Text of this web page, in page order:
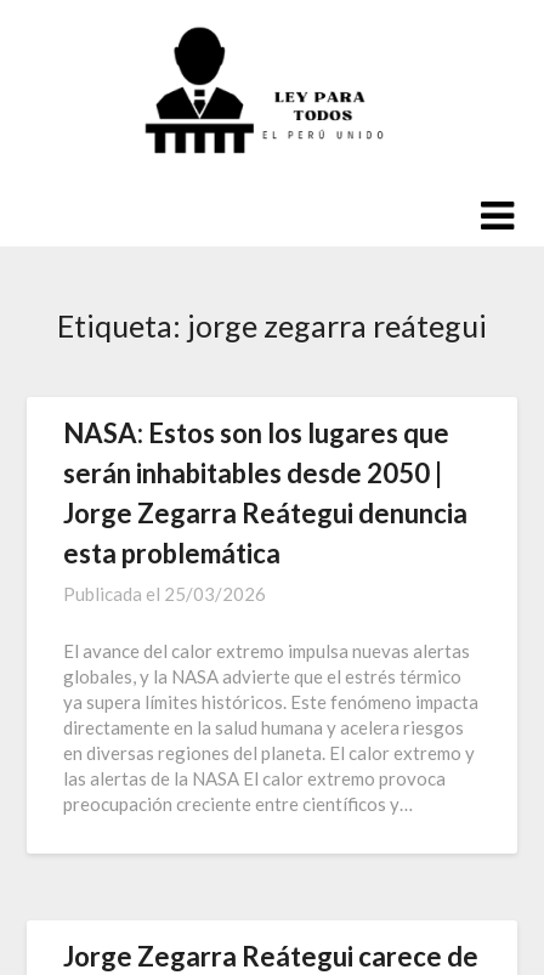
Etiqueta: jorge zegarra reátegui
NASA: Estos son los lugares que
serán inhabitables desde 2050 |
Jorge Zegarra Reátegui denuncia
esta problemática
Publicada el 25/03/2026
El avance del calor extremo impulsa nuevas alertas
globales, y la NASA advierte que el estrés térmico
ya supera límites históricos. Este fenómeno impacta
directamente en la salud humana y acelera riesgos
en diversas regiones del planeta. El calor extremo y
las alertas de la NASA El calor extremo provoca
preocupación creciente entre científicos y…
Jorge Zegarra Reátegui carece de